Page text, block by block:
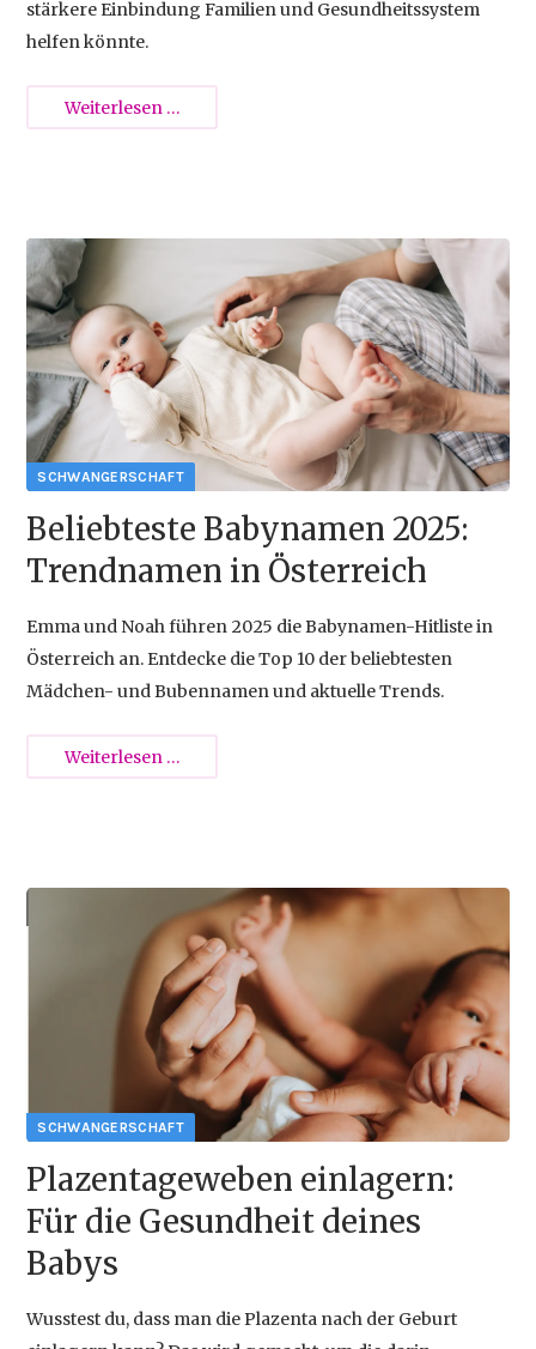
stärkere Einbindung Familien und Gesundheitssystem
helfen könnte.
Weiterlesen …Forderung:
der
österreichischen
Schwangerenvorsorge
2026-07-13 11:42
{{empty}}
Beliebteste Babynamen 2025:
Trendnamen in Österreich
Emma und Noah führen 2025 die Babynamen-Hitliste in
Österreich an. Entdecke die Top 10 der beliebtesten
Mädchen- und Bubennamen und aktuelle Trends.
Weiterlesen …Beliebteste
in
Österreich
{{empty}}
Plazentageweben einlagern:
Für die Gesundheit deines
Babys
Wusstest du, dass man die Plazenta nach der Geburt